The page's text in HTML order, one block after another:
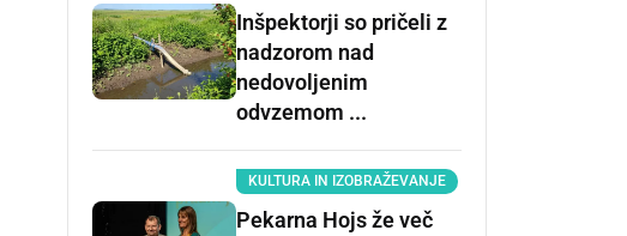
Inšpektorji so pričeli z
nadzorom nad
nedovoljenim
odvzemom ...
KULTURA IN IZOBRAŽEVANJE
Pekarna Hojs že več